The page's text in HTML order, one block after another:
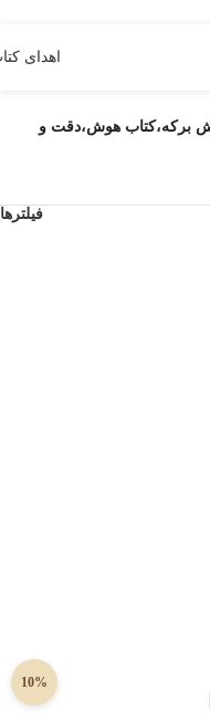
اهدای
برکه،کتاب هوش،دقت و
فیلترها
10%